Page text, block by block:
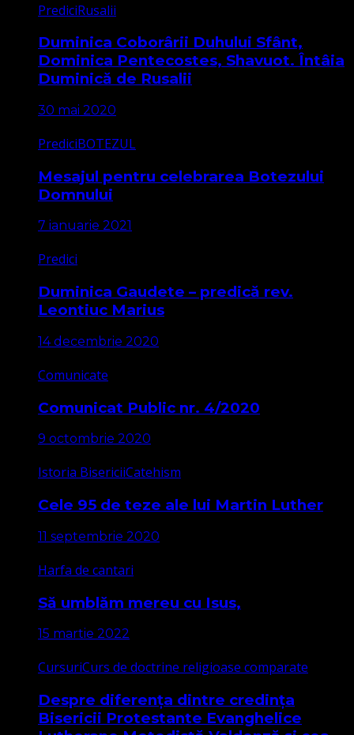
PrediciRusalii
Duminica Coborârii Duhului Sfânt,
Dominica Pentecostes, Shavuot. Întâia
Duminică de Rusalii
30 mai 2020
PrediciBOTEZUL
Mesajul pentru celebrarea Botezului
Domnului
7 ianuarie 2021
Predici
Duminica Gaudete – predică rev.
Leontiuc Marius
14 decembrie 2020
Comunicate
Comunicat Public nr. 4/2020
9 octombrie 2020
Istoria BisericiiCatehism
Cele 95 de teze ale lui Martin Luther
11 septembrie 2020
Harfa de cantari
Să umblăm mereu cu Isus,
15 martie 2022
CursuriCurs de doctrine religioase comparate
Despre diferența dintre credința
Bisericii Protestante Evanghelice